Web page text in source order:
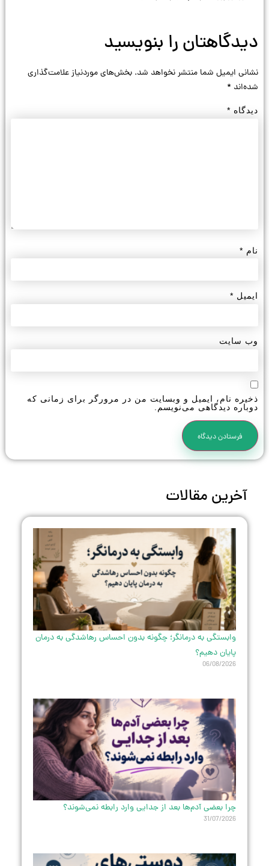
دیدگاهتان را بنویسید
نشانی ایمیل شما منتشر نخواهد شد. بخش‌های موردنیاز علامت‌گذاری
شده‌اند *
دیدگاه *
نام *
ایمیل *
وب‌ سایت
ذخیره نام، ایمیل و وبسایت من در مرورگر برای زمانی که
دوباره دیدگاهی می‌نویسم.
آخرین مقالات
وابستگی به درمانگر؛ چگونه بدون احساس رهاشدگی به درمان
پایان دهیم؟
06/08/2026
چرا بعضی آدم‌ها بعد از جدایی وارد رابطه نمی‌شوند؟
31/07/2026